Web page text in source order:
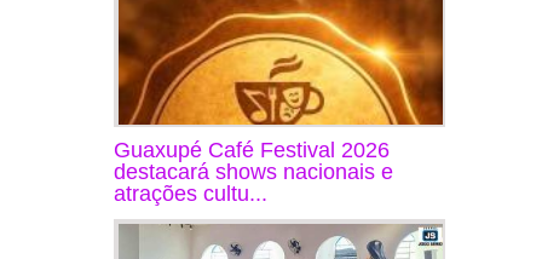
Guaxupé Café Festival 2026
destacará shows nacionais e
atrações cultu...